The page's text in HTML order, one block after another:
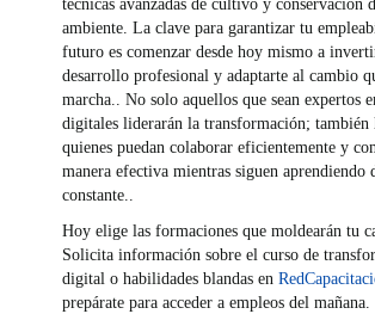
técnicas avanzadas de cultivo y conservación
ambiente. La clave para garantizar tu
futuro es comenzar desde hoy mismo a
desarrollo profesional y adaptarte al cambio
marcha.. No solo aquellos que sean expertos
digitales liderarán la transformación; también
quienes puedan colaborar eficientemente y
manera efectiva mientras siguen aprendiendo
constante..
Hoy elige las formaciones que moldearán tu
Solicita información sobre el curso de
digital o habilidades blandas en
prepárate para acceder a empleos del mañana.